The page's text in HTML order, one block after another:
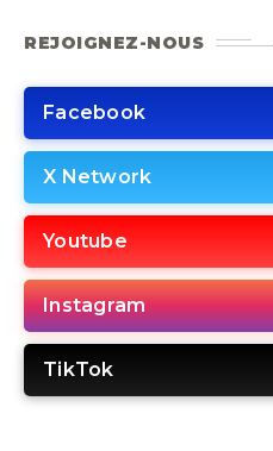
REJOIGNEZ-NOUS
Facebook
X Network
Youtube
Instagram
TikTok